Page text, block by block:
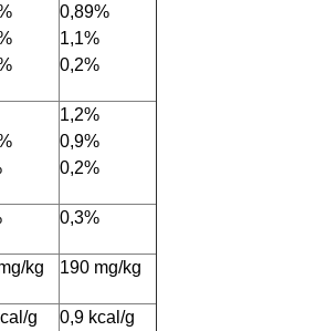
0,89%
1,1%
0,2%
1,2%
0,9%
0,2%
0,3%
kg 190 mg/kg
g 0,9 kcal/g